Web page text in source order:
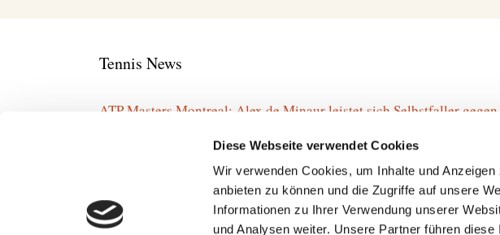
Diese Webseite verwendet Cookies
Wir verwenden Cookies, um Inhalte und
anbieten zu können und die Zugriffe auf unsere
Informationen zu Ihrer Verwendung unserer
und Analysen weiter. Unsere Partner führen
Tennis News
ATP Masters Montreal: Alex de Minaur leistet sich Selbstfaller gegen
ATP Masters Montreal: Yannick Hanfmann scheitert in Runde drei an
Challenger Hagen: Topo verpasst knapp Viertelfinale — Deutsches
am Freitag